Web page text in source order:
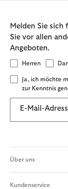
Melden Sie
Sie vor allen
Angeboten.
Herren
Ja, ich möchte
zur Kenntnis
E-Mail-
Über uns
Kundenservice